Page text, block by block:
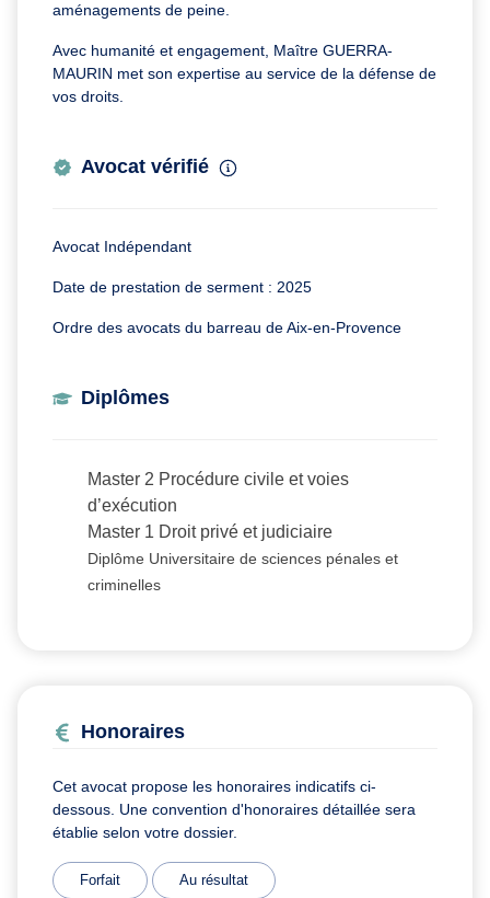
aménagements de peine.
Avec humanité et engagement, Maître GUERRA-
MAURIN met son expertise au service de la défense de
vos droits.
Avocat vérifié
Avocat Indépendant
Date de prestation de serment : 2025
Ordre des avocats du barreau de Aix-en-Provence
Diplômes
Master 2 Procédure civile et voies
d’exécution
Master 1 Droit privé et judiciaire
Diplôme Universitaire de sciences pénales et
criminelles
Honoraires
Cet avocat propose les honoraires indicatifs ci-
dessous. Une convention d'honoraires détaillée sera
établie selon votre dossier.
Forfait Au résultat